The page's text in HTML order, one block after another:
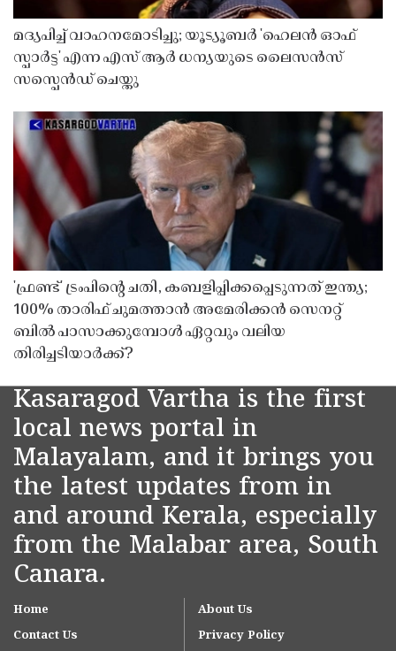
മദ്യപിച്ച് വാഹനമോടിച്ചു; യൂട്യൂബർ 'ഹെലൻ ഓഫ്
സ്പാർട്ട' എന്ന എസ് ആർ ധന്യയുടെ ലൈസൻസ്
സസ്പെൻഡ് ചെയ്തു ​​​​​​​
'ഫ്രണ്ട്' ട്രംപിന്റെ ചതി, കബളിപ്പിക്കപ്പെടുന്നത് ഇന്ത്യ;
100% താരിഫ് ചുമത്താൻ അമേരിക്കൻ സെനറ്റ്
ബിൽ പാസാക്കുമ്പോൾ ഏറ്റവും വലിയ
തിരിച്ചടിയാർക്ക്?
Kasaragod Vartha is the first
local news portal in
Malayalam, and it brings you
the latest updates from in
and around Kerala, especially
from the Malabar area, South
Canara.
Home
About Us
Contact Us
Privacy Policy